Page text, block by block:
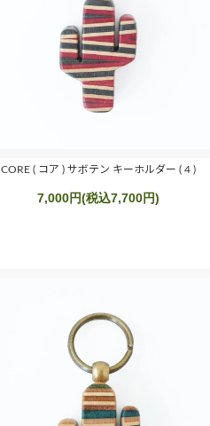
CORE ( コア ) サボテン キーホルダー ( 4 )
7,000円(税込7,700円)